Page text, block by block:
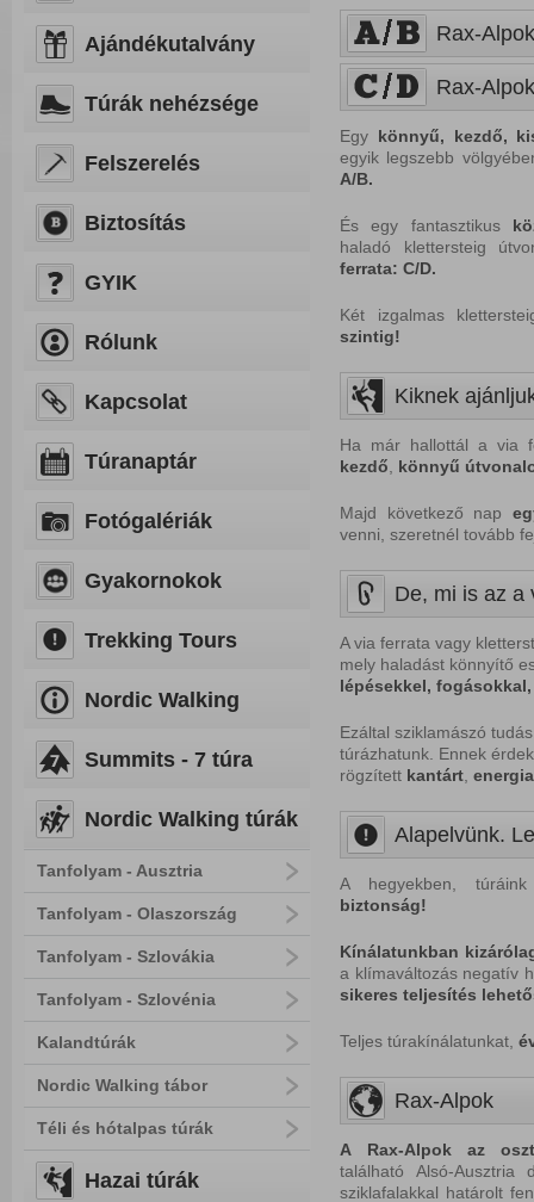
Ajándékutalvány
Túrák nehézsége
Felszerelés
Biztosítás
GYIK
Rólunk
Kapcsolat
Túranaptár
Fotógalériák
Gyakornokok
Trekking Tours
Nordic Walking
Summits - 7 túra
Nordic Walking túrák
Tanfolyam - Ausztria
Tanfolyam - Olaszország
Tanfolyam - Szlovákia
Tanfolyam - Szlovénia
Kalandtúrák
Nordic Walking tábor
Téli és hótalpas túrák
Hazai túrák
Rax-
Rax-
Egy könnyű, kezdő,
egyik legszebb
A/B.
És egy fantasztikus
haladó klettersteig
ferrata: C/D.
Két izgalmas
szintig!
Kiknek
Ha már hallottál a via
kezdő
könnyű
Majd következő nap
venni, szeretnél tovább
De, mi is az
A via ferrata vagy
mely haladást könnyítő
lépésekkel,
Ezáltal sziklamászó
túrázhatunk. Ennek
rögzített kantárt
Alapelvünk.
A hegyekben,
biztonság!
Kínálatunkban
a klímaváltozás negatív
sikeres teljesítés
Teljes túrakínálatunkat,
Rax-Alpok
A Rax-Alpok az
található Alsó-
sziklafalakkal határolt